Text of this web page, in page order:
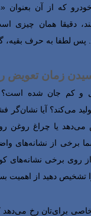
که از آن بعنوان
دقیقا همان چیزی
لطفا به حرف بقیه،
زمان تعویض
و کم جان شده است؟
می‌کند؟ آیا نشان‌گر
می‌دهد یا چراغ
برخی از نشانه‌های
از روی برخی
دهید از اهمیت
برای‌تان رخ می‌دهد